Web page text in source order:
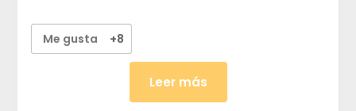
Me gusta +8
Leer más